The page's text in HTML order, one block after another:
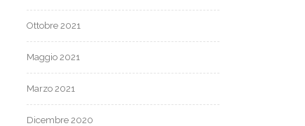
Ottobre 2021
Maggio 2021
Marzo 2021
Dicembre 2020